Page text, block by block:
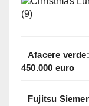
Afacere
450.000 euro
Fujitsu